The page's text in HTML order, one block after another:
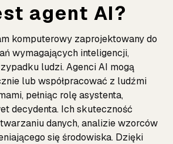
agent AI?
komputerowy zaprojektowany do
wymagających inteligencji,
ludzi. Agenci AI mogą
lub współpracować z ludźmi
pełniąc rolę asystenta,
decydenta. Ich skuteczność
danych, analizie wzorców
się środowiska. Dzięki